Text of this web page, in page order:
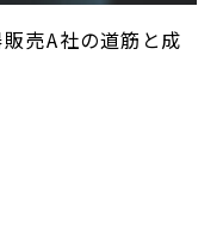
売A社の道筋と成